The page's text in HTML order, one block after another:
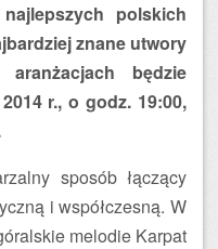
polskich
znane utwory
będzie
r., o godz. 19:00,
sposób łączący
i współczesną. W
melodie Karpat